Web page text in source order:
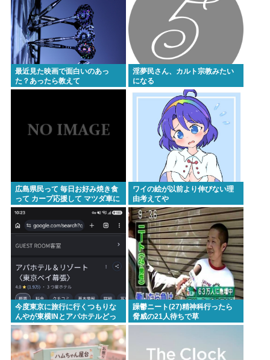
最近見た映画で面白いのあっ
た？あったら教えて
淫夢民さん、カルト宗教みたい
になる
広島県民って 毎日お好み焼き食
って カープ応援して マツダ車に
乗ってるのかと思ってた。 違う
ワイの絵が以前より伸びない理
由考えてや
今度東京に旅行に行くつもりな
んやが東横INとアパホテルどっ
ちに止まるべき？
躁鬱ニート(27)精神科行ったら
脅威の21人待ちで草